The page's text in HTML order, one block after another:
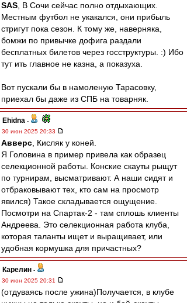
SAS , В Сочи сейчас полно отдыхающих.
Местным футбол не укакался, они прибыль
стригут пока сезон. К тому же, наверняка,
бомжи по привычке дофига раздали
бесплатных билетов через госструктуры. :) Ибо
тут ить главное не казна, а показуха.
Вот пускали бы в намоленую Тарасовку,
приехал бы даже из СПБ на товарняк.
Ehidna -
30 июн 2025 20:33
Авверс , Кисляк у коней.
Я Головина в пример привела как образец
селекционной работы. Конские скауты рыщут
по турнирам, высматривают. А наши сидят и
отбраковывают тех, кто сам на просмотр
явился) Такое складывается ощущение.
Посмотри на Спартак-2 - там сплошь клиенты
Андреева. Это селекционная работа клуба,
которая таланты ищет и выращивает, или
удобная кормушка для причастных?
Карелин -
30 июн 2025 20:31
(отдуваясь после ужина)Получается, в клубе